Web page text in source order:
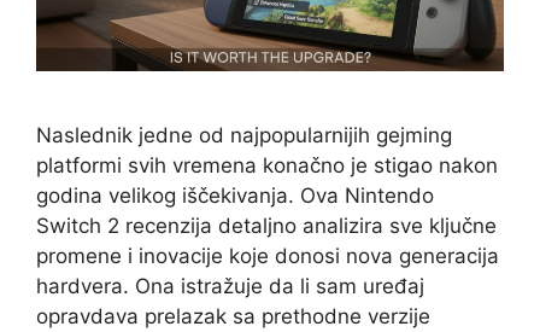
Naslednik jedne od najpopularnijih gejming
platformi svih vremena konačno je stigao nakon
godina velikog iščekivanja. Ova Nintendo
Switch 2 recenzija detaljno analizira sve ključne
promene i inovacije koje donosi nova generacija
hardvera. Ona istražuje da li sam uređaj
opravdava prelazak sa prethodne verzije